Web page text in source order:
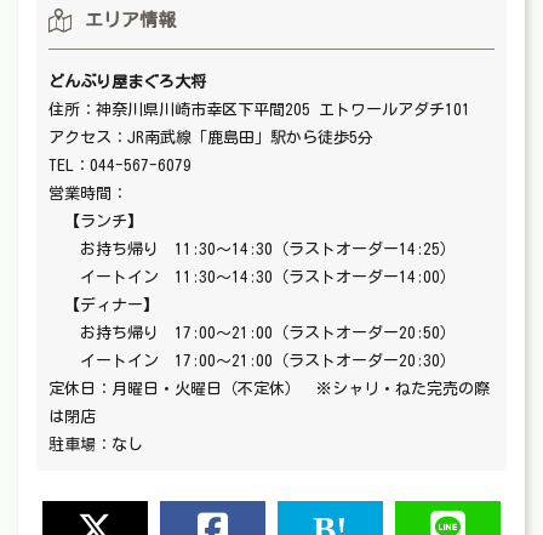
エリア情報
どんぶり屋まぐろ大将
住所：神奈川県川崎市幸区下平間205 エトワールアダチ101
アクセス：JR南武線「鹿島田」駅から徒歩5分
TEL：044-567-6079
営業時間：
【ランチ】
お持ち帰り 11:30〜14:30（ラストオーダー14:25）
イートイン 11:30〜14:30（ラストオーダー14:00）
【ディナー】
お持ち帰り 17:00〜21:00（ラストオーダー20:50）
イートイン 17:00〜21:00（ラストオーダー20:30）
定休日：月曜日・火曜日（不定休） ※シャリ・ねた完売の際
は閉店
駐車場：なし